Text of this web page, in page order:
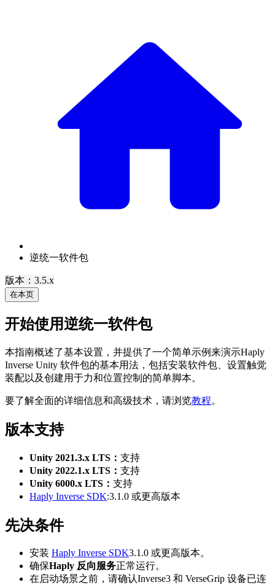
逆统一软件包
版本：3.5.x
在本页
开始使用逆统一软件包
本指南概述了基本设置，并提供了一个简单示例来演示Haply
Inverse Unity 软件包的基本用法，包括安装软件包、设置触觉
装配以及创建用于力和位置控制的简单脚本。
要了解全面的详细信息和高级技术，请浏览教程。
版本支持
Unity 2021.3.x LTS： 支持
Unity 2022.1.x LTS： 支持
Unity 6000.x LTS： 支持
Haply Inverse SDK:3.1.0 或更高版本
先决条件
安装 Haply Inverse SDK3.1.0 或更高版本。
确保Haply 反向服务正常运行。
在启动场景之前，请确认Inverse3 和 VerseGrip 设备已连